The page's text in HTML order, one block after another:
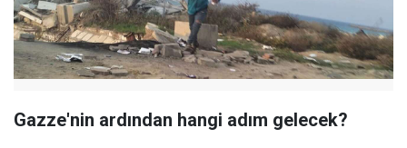
Gazze'nin ardından hangi adım gelecek?